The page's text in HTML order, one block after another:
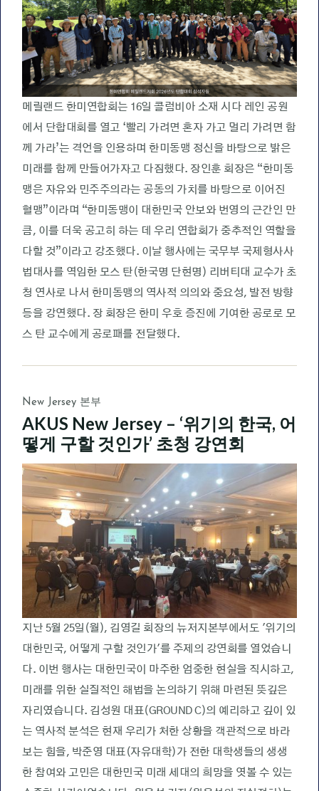
메릴랜드 한미연합회는 16일 콜럼비아 소재 시다 레인 공원
에서 단합대회를 열고 ‘빨리 가려면 혼자 가고 멀리 가려면 함
께 가라’는 격언을 인용하며 한미동맹 정신을 바탕으로 밝은
미래를 함께 만들어가자고 다짐했다. 장인훈 회장은 “한미동
맹은 자유와 민주주의라는 공동의 가치를 바탕으로 이어진
혈맹”이라며 “한미동맹이 대한민국 안보와 번영의 근간인 만
큼, 이를 더욱 공고히 하는 데 우리 연합회가 중추적인 역할을
다할 것”이라고 강조했다. 이날 행사에는 국무부 국제형사사
법대사를 역임한 모스 탄(한국명 단현명) 리버티대 교수가 초
청 연사로 나서 한미동맹의 역사적 의의와 중요성, 발전 방향
등을 강연했다. 장 회장은 한미 우호 증진에 기여한 공로로 모
스 탄 교수에게 공로패를 전달했다.
New Jersey 본부
AKUS New Jersey – ‘위기의 한국, 어
떻게 구할 것인가’ 초청 강연회
지난 5월 25일(월), 김영길 회장의 뉴저지본부에서도 '위기의
대한민국, 어떻게 구할 것인가'를 주제의 강연회를 열었습니
다. 이번 행사는 대한민국이 마주한 엄중한 현실을 직시하고,
미래를 위한 실질적인 해법을 논의하기 위해 마련된 뜻깊은
자리였습니다. 김성원 대표(GROUND C)의 예리하고 깊이 있
는 역사적 분석은 현재 우리가 처한 상황을 객관적으로 바라
보는 힘을, 박준영 대표(자유대학)가 전한 대학생들의 생생
한 참여와 고민은 대한민국 미래 세대의 희망을 엿볼 수 있는